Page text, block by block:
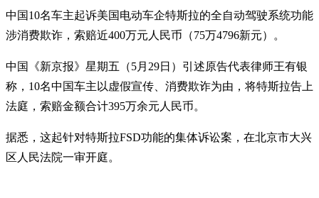
中国10名车主起诉美国电动车企特斯拉的全自动驾驶系统功能
涉消费欺诈，索赔近400万元人民币（75万4796新元）。
中国《新京报》星期五（5月29日）引述原告代表律师王有银
称，10名中国车主以虚假宣传、消费欺诈为由，将特斯拉告上
法庭，索赔金额合计395万余元人民币。
据悉，这起针对特斯拉FSD功能的集体诉讼案，在北京市大兴
区人民法院一审开庭。